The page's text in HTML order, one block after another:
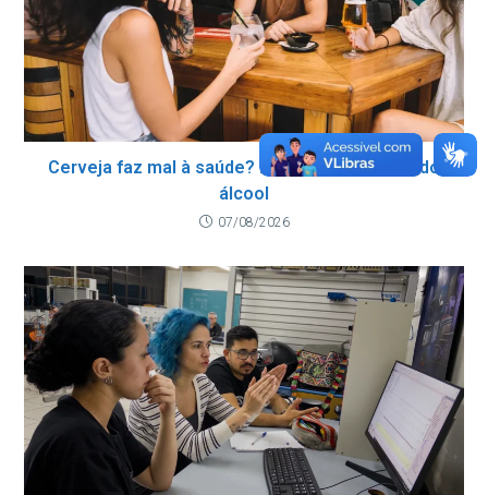
Cerveja faz mal à saúde? Entenda os efeitos do
álcool
07/08/2026